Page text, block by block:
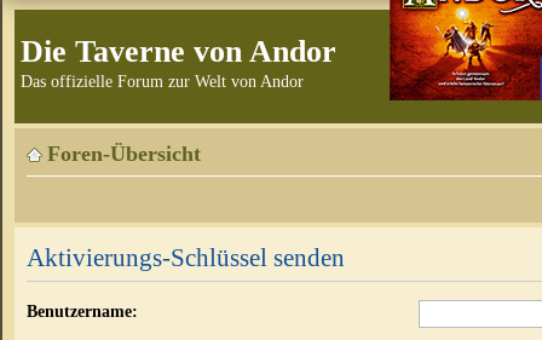
Die Taverne von Andor
Das offizielle Forum zur Welt von Andor
Foren-Übersicht
Aktivierungs-Schlüssel senden
Benutzername: